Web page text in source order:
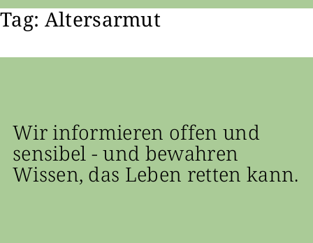
Zum Hauptinhalt springen
Tag: Altersarmut
Wir informieren offen und
sensibel - und bewahren
Wissen, das Leben retten kann.